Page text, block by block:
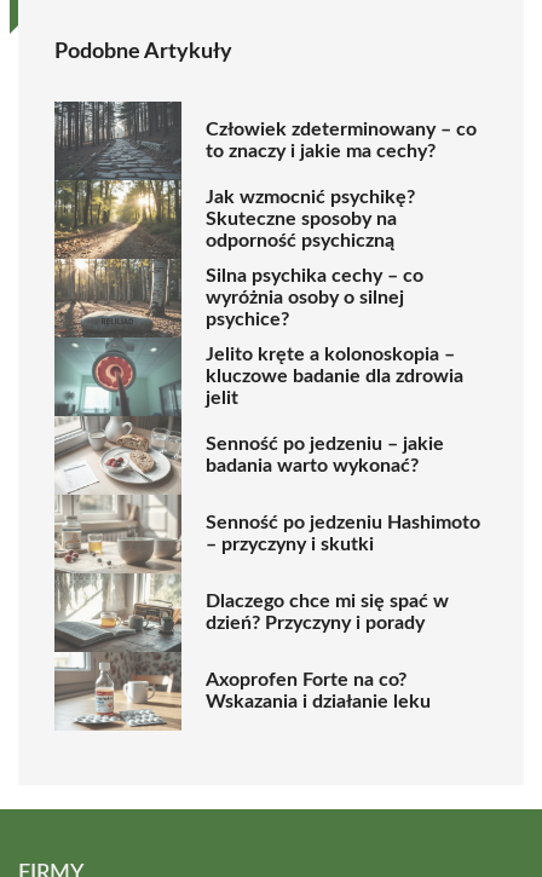
Podobne Artykuły
Człowiek zdeterminowany – co
to znaczy i jakie ma cechy?
Jak wzmocnić psychikę?
Skuteczne sposoby na
odporność psychiczną
Silna psychika cechy – co
wyróżnia osoby o silnej
psychice?
Jelito kręte a kolonoskopia –
kluczowe badanie dla zdrowia
jelit
Senność po jedzeniu – jakie
badania warto wykonać?
Senność po jedzeniu Hashimoto
– przyczyny i skutki
Dlaczego chce mi się spać w
dzień? Przyczyny i porady
Axoprofen Forte na co?
Wskazania i działanie leku